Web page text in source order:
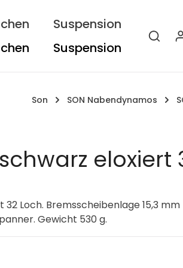
Suspension
Son SON Nabendynamos
eloxiert
Loch. Bremsscheibenlage 15,3 mm
Gewicht 530 g.